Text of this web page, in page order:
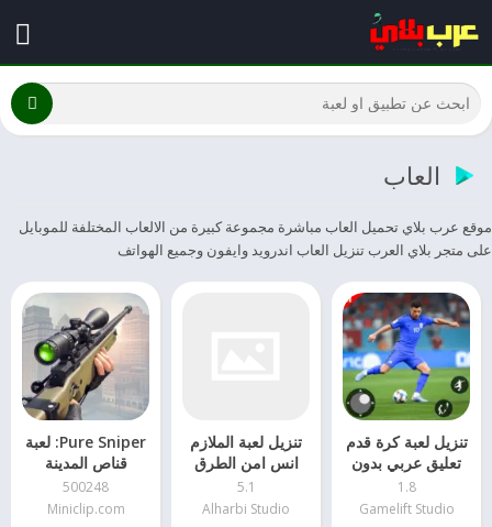
العاب
موقع عرب بلاي تحميل العاب مباشرة مجموعة كبيرة من الالعاب المختلفة للموبايل
على متجر بلاي العرب تنزيل العاب اندرويد وايفون وجميع الهواتف
تنزيل لعبة كرة قدم
تعليق عربي بدون
نت​ apk1.8
Gamelift Studio
تنزيل لعبة الملازم
انس امن الطرق
5.1
5.1
Alharbi Studio
Pure Sniper: لعبة
قناص المدينة
500248
Miniclip.com‏